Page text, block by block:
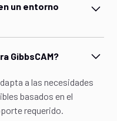
un entorno
GovCloud, que cuenta
Sin embargo, la plena
ante el
y el cumplimiento de
GibbsCAM?
a las necesidades
basados en el
requerido.